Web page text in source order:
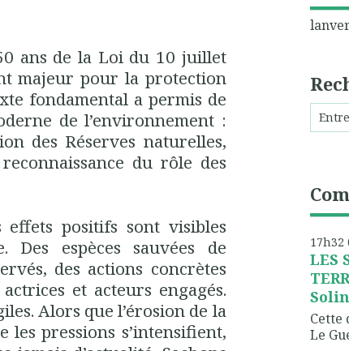
ans de la Loi du 10 juillet
majeur pour la protection
fondamental a permis de
de l’environnement :
des Réserves naturelles,
du rôle des
effets positifs sont visibles
espèces sauvées de
des actions concrètes
et acteurs engagés.
Alors que l’érosion de la
pressions s’intensifient,
17h32
LES
Cette
Le